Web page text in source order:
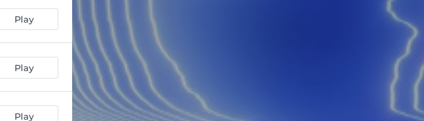
02:09
05:08
02:37
04:00
Play
Play
Play